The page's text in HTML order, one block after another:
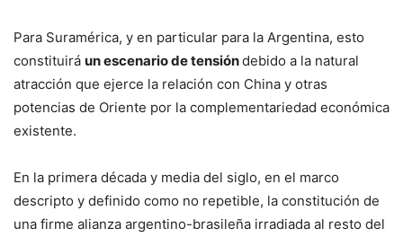
Para Suramérica, y en particular para la Argentina, esto
constituirá un escenario de tensióndebido a la natural
atracción que ejerce la relación con China y otras
potencias de Oriente por la complementariedad económica
existente.
En la primera década y media del siglo, en el marco
descripto y definido como no repetible, la constitución de
una firme alianza argentino-brasileña irradiada al resto del